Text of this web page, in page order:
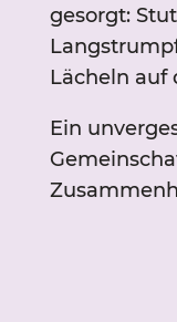
gesorgt:
Lächeln auf
Ein